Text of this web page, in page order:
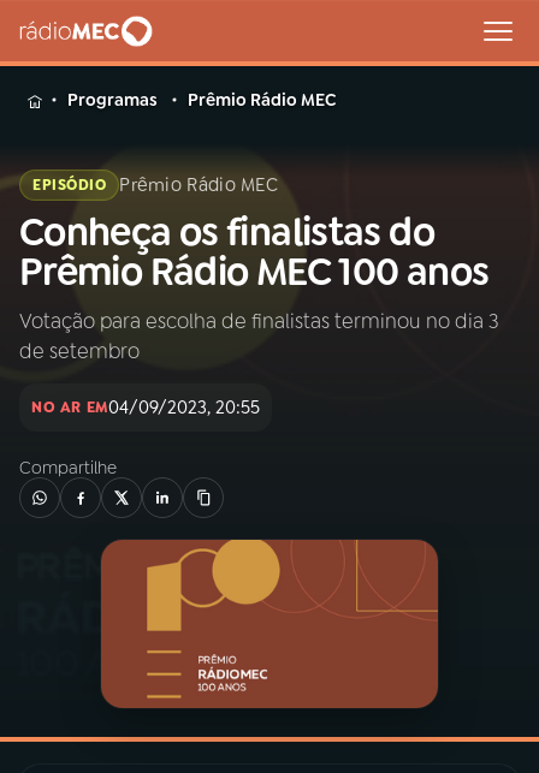
MENU
Buscar
na
Rádio
MEC
Buscar
Início
02A RÁDIO
PROGRAMAÇÃO
PROGRAMAS
Programas Prêmio Rádio MEC
EPISÓDIO Prêmio Rádio MEC
Conheça os finalistas do
Prêmio Rádio MEC 100 anos
Votação para escolha de finalistas terminou no dia 3
de setembro
NO AR EM04/09/2023, 20:55
Compartilhe